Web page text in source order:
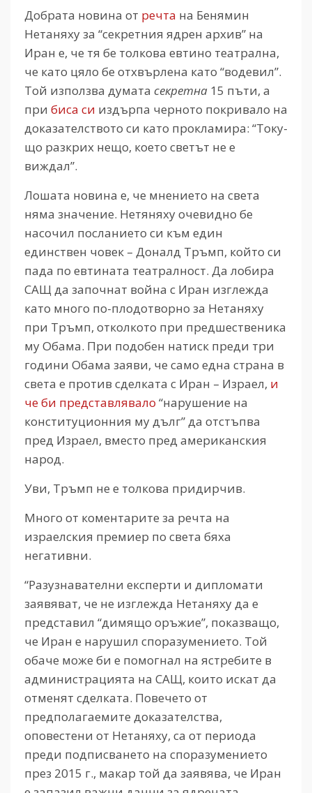
Добрата новина от речта на Бенямин
Нетаняху за “секретния ядрен архив” на
Иран е, че тя бе толкова евтино театрална,
че като цяло бе отхвърлена като “водевил”.
Той използва думата секретна 15 пъти, а
при биса си издърпа черното покривало на
доказателството си като прокламира: “Току-
що разкрих нещо, което светът не е
виждал”.
Лошата новина е, че мнението на света
няма значение. Нетяняху очевидно бе
насочил посланието си към един
единствен човек – Доналд Тръмп, който си
пада по евтината театралност. Да лобира
САЩ да започнат война с Иран изглежда
като много по-плодотворно за Нетаняху
при Тръмп, отколкото при предшественика
му Обама. При подобен натиск преди три
години Обама заяви, че само една страна в
света е против сделката с Иран – Израел, и
че би представлявало “нарушение на
конституционния му дълг” да отстъпва
пред Израел, вместо пред американския
народ.
Уви, Тръмп не е толкова придирчив.
Много от коментарите за речта на
израелския премиер по света бяха
негативни.
“Разузнавателни експерти и дипломати
заявяват, че не изглежда Нетаняху да е
представил “димящо оръжие”, показващо,
че Иран е нарушил споразумението. Той
обаче може би е помогнал на ястребите в
администрацията на САЩ, които искат да
отменят сделката. Повечето от
предполагаемите доказателства,
оповестени от Нетаняху, са от периода
преди подписването на споразумението
през 2015 г., макар той да заявява, че Иран